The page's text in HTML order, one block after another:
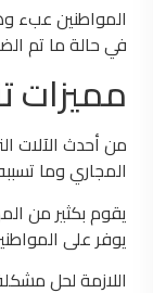
المواطنين عبء
في حالة ما تم
مميزات
من أحدث الآلات
المجاري وما
يقوم بكثير من
يوفر على
اللازمة لحل